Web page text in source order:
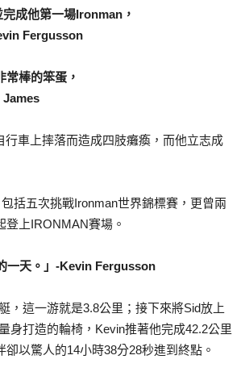
成他第一場Ironman，
Fergusson
常棒的笨蛋，
James
車上摔落而造成四肢癱瘓，而他立志成
括五次挑戰Ironman世界錦標賽，更曾兩
上IRONMAN賽場。
一天。」-Kevin Fergusson
，這一游就是3.8公里；接下來將Sid放上
身打造的輪椅，Kevin推著他完成42.2公里
以驚人的14小時38分28秒進到終點。